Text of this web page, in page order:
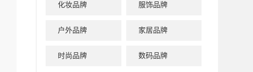
化妆品牌 服饰品牌
户外品牌 家居品牌
时尚品牌 数码品牌